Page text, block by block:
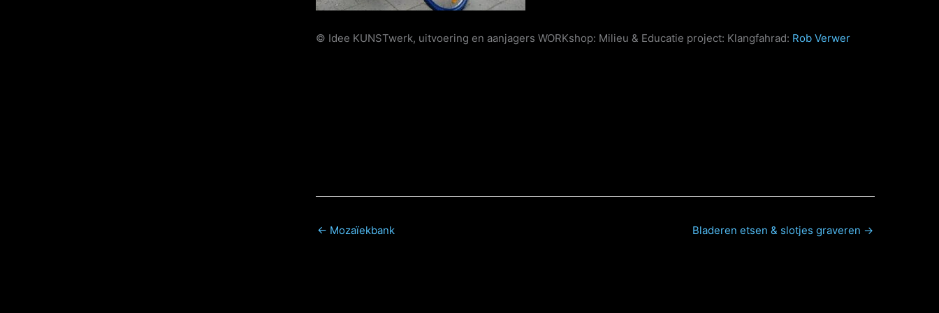
© Idee KUNSTwerk, uitvoering en aanjagers WORKshop: Milieu & Educatie project: Klangfahrad: Rob Verwer
← Mozaïekbank Bladeren etsen & slotjes graveren →